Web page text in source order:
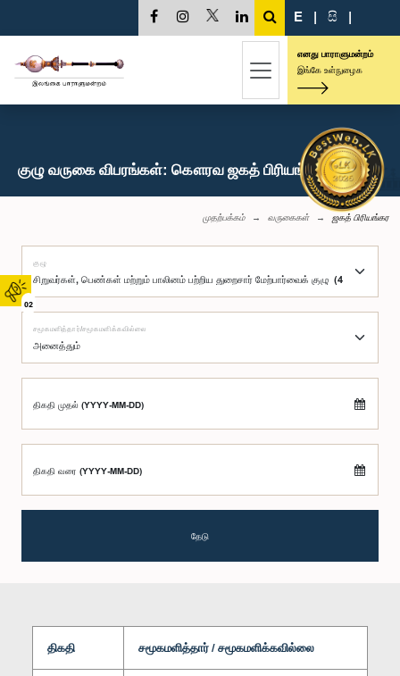
02
E | සි |
எனது பாராளுமன்றம்
இங்கே உள்நுழைக
குழு வருகை விபரங்கள்: கௌரவ ஜகத் பிரியங்கர, பா.உ.
முதற்பக்கம் வருகைகள் ஜகத் பிரியங்கர
குழு
சமூகமளித்தார்/சமூகமளிக்கவில்லை
திகதி முதல் (YYYY-MM-DD)
திகதி வரை (YYYY-MM-DD)
தேடு
திகதி சமூகமளித்தார் / சமூகமளிக்கவில்லை